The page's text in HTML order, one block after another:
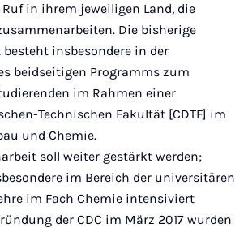
in ihrem jeweiligen Land, die
Die bisherige
insbesondere in der
beidseitigen Programms zum
im Rahmen einer
Technischen Fakultät [CDTF] im
und Chemie.
soll weiter gestärkt werden;
im Bereich der universitären
im Fach Chemie intensiviert
der CDC im März 2017 wurden